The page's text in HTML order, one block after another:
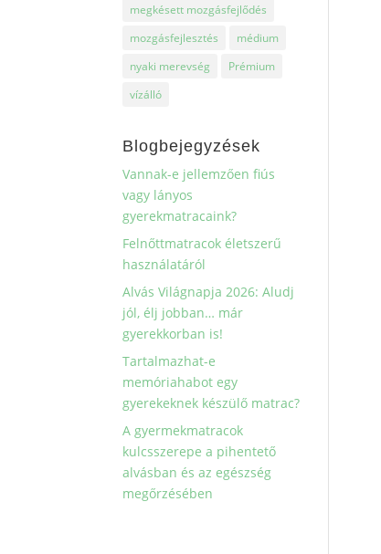
megkésett mozgásfejlődés
mozgásfejlesztés
médium
nyaki merevség
Prémium
vízálló
Blogbejegyzések
Vannak-e jellemzően fiús
vagy lányos
gyerekmatracaink?
Felnőttmatracok életszerű
használatáról
Alvás Világnapja 2026: Aludj
jól, élj jobban… már
gyerekkorban is!
Tartalmazhat-e
memóriahabot egy
gyerekeknek készülő matrac?
A gyermekmatracok
kulcsszerepe a pihentető
alvásban és az egészség
megőrzésében